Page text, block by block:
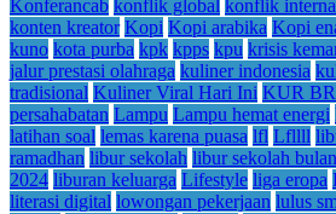
Konferancab konflik global konflik
konten kreator Kopi Kopi arabika Kopi
kuno kota purba kpk kpps kpu krisis
jalur prestasi olahraga kuliner indonesia
tradisional Kuliner Viral Hari Ini KUR
persahabatan Lampu Lampu hemat energi
latihan soal lemas karena puasa lfl Lfllll
ramadhan libur sekolah libur sekolah
2024 liburan keluarga Lifestyle liga eropa
literasi digital lowongan pekerjaan lulus